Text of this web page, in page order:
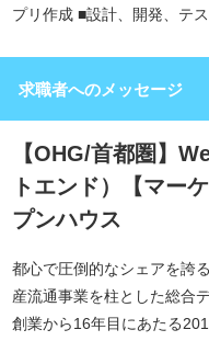
プリ作成 ■設計、開発、テ
求職者へのメッセージ
【OHG/首都圏】
トエンド）【マー
プンハウス
都心で圧倒的なシェアを誇
産流通事業を柱とした総合
創業から16年目にあたる